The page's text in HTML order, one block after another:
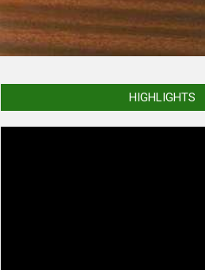
HIGHLIGHTS